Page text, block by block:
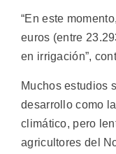
“En este
euros (entre
en irrigación”,
Muchos estudios
desarrollo como
climático, pero
agricultores del